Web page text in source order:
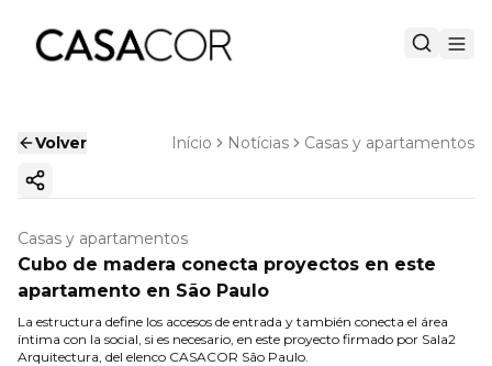
Volver Início Notícias Casas y apartamentos
Copiar enlace
Casas y apartamentos
Cubo de madera conecta proyectos en este
apartamento en São Paulo
La estructura define los accesos de entrada y también conecta el área
íntima con la social, si es necesario, en este proyecto firmado por Sala2
Arquitectura, del elenco CASACOR São Paulo.